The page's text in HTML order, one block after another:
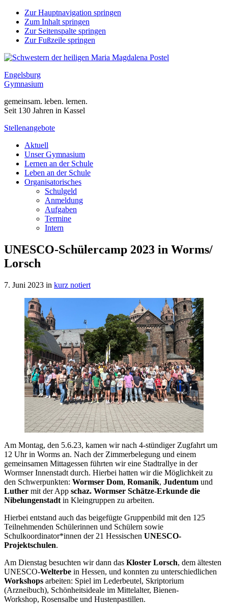
Zur Hauptnavigation springen
Zum Inhalt springen
Zur Seitenspalte springen
Zur Fußzeile springen
Engelsburg
Gymnasium
gemeinsam. leben. lernen.
Seit 130 Jahren in Kassel
Stellenangebote
Aktuell
Unser Gymnasium
Lernen an der Schule
Leben an der Schule
Organisatorisches
Schulgeld
Anmeldung
Aufgaben
Termine
Intern
UNESCO-Schülercamp 2023 in Worms/
Lorsch
7. Juni 2023 in kurz notiert
Am Montag, den 5.6.23, kamen wir nach 4-stündiger Zugfahrt um
12 Uhr in Worms an. Nach der Zimmerbelegung und einem
gemeinsamen Mittagessen führten wir eine Stadtrallye in der
Wormser Innenstadt durch. Hierbei hatten wir die Möglichkeit zu
den Schwerpunkten: Wormser Dom, Romanik, Judentum und
Luther mit der App schaz. Wormser Schätze-Erkunde die
Nibelungenstadt in Kleingruppen zu arbeiten.
Hierbei entstand auch das beigefügte Gruppenbild mit den 125
Teilnehmenden Schülerinnen und Schülern sowie
Schulkoordinator*innen der 21 Hessischen UNESCO-
Projektschulen.
Am Dienstag besuchten wir dann das Kloster Lorsch, dem ältesten
UNESCO-Welterbe in Hessen, und konnten zu unterschiedlichen
Workshops arbeiten: Spiel im Lederbeutel, Skriptorium
(Arzneibuch), Schönheitsideale im Mittelalter, Bienen-
Workshop, Rosensalbe und Hustenpastillen.